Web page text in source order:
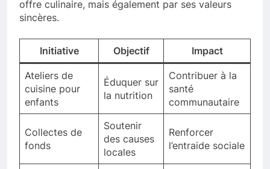
offre culinaire, mais également par ses valeurs
sincères.
Initiative Objectif Impact
Ateliers de
cuisine pour
enfants
Éduquer sur
la nutrition
Contribuer à la
santé
communautaire
Collectes de
fonds
Soutenir
des causes
locales
Renforcer
l’entraide sociale